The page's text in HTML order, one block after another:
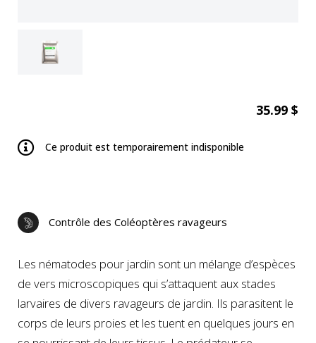
35.99 $
Ce produit est temporairement indisponible
Contrôle des Coléoptères ravageurs
Les nématodes pour jardin sont un mélange d’espèces
de vers microscopiques qui s’attaquent aux stades
larvaires de divers ravageurs de jardin. Ils parasitent le
corps de leurs proies et les tuent en quelques jours en